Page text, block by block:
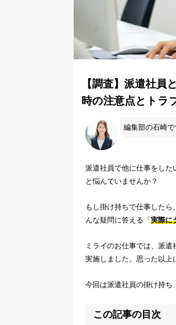
【調査】派遣社
時の注意点とトラ
編集部の石崎で
派遣社員で他に仕事をした
と悩んでいませんか？
もし掛け持ちで仕事した
んな疑問に答える「 実際に
ミライのお仕事では、派
実施しました。思った以上
今回は派遣社員の掛け持ち
この記事の目次